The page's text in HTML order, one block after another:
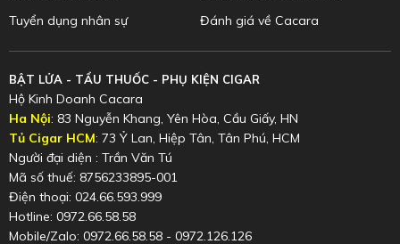
Tuyển dụng nhân sự
Đánh giá về Cacara
BẬT LỬA - TẨU THUỐC - PHỤ KIỆN CIGAR
Hộ Kinh Doanh Cacara
Ha Nội: 83 Nguyễn Khang, Yên Hòa, Cầu Giấy, HN
Tủ Cigar HCM: 73 Ỷ Lan, Hiệp Tân, Tân Phú, HCM
Người đại diện : Trần Văn Tú
Mã số thuế: 8756233895-001
Điện thoại: 024.66.593.999
Hotline: 0972.66.58.58
Mobile/Zalo: 0972.66.58.58 - 0972.126.126